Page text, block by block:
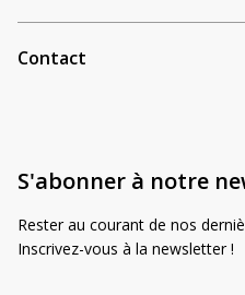
Contact
S'abonner à notre
Rester au courant de nos
Inscrivez-vous à la newsletter !